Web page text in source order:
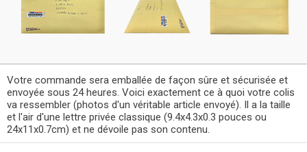
Votre commande sera emballée de façon sûre et sécurisée et
envoyée sous 24 heures. Voici exactement ce à quoi votre colis
va ressembler (photos d'un véritable article envoyé). Il a la taille
et l'air d'une lettre privée classique (9.4x4.3x0.3 pouces ou
24x11x0.7cm) et ne dévoile pas son contenu.